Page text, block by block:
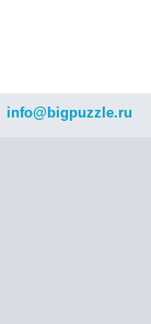
info@bigpuzzle.ru